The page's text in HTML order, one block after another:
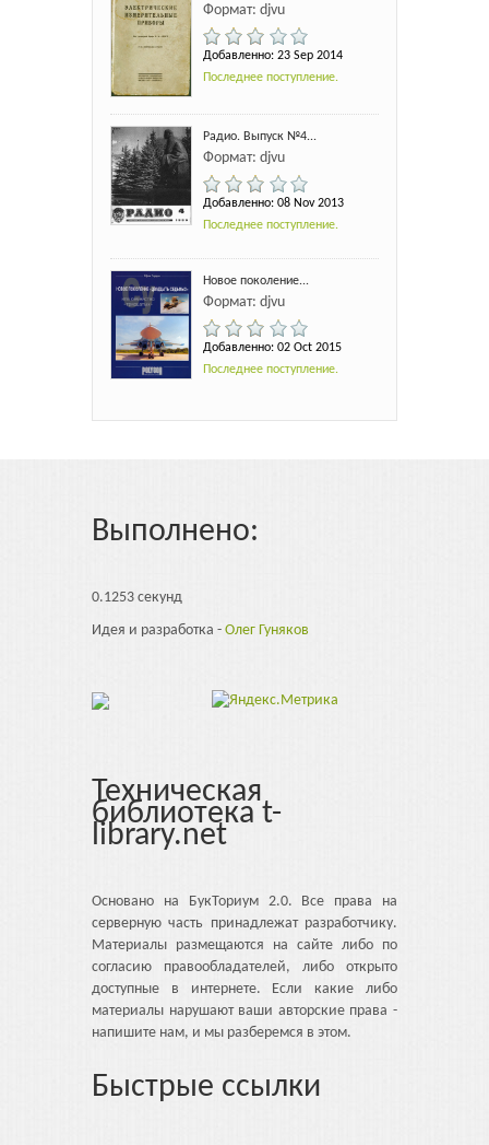
Формат: djvu
Добавленно: 23 Sep 2014
Последнее поступление.
Радио. Выпуск №4...
Формат: djvu
Добавленно: 08 Nov 2013
Последнее поступление.
Новое поколение...
Формат: djvu
Добавленно: 02 Oct 2015
Последнее поступление.
Выполнено:
0.1253 секунд
Идея и разработка - Олег Гуняков
Техническая
библиотека t-
library.net
Основано на БукТориум 2.0. Все права на
серверную часть принадлежат разработчику.
Материалы размещаются на сайте либо по
согласию правообладателей, либо открыто
доступные в интернете. Если какие либо
материалы нарушают ваши авторские права -
напишите нам, и мы разберемся в этом.
Быстрые ссылки